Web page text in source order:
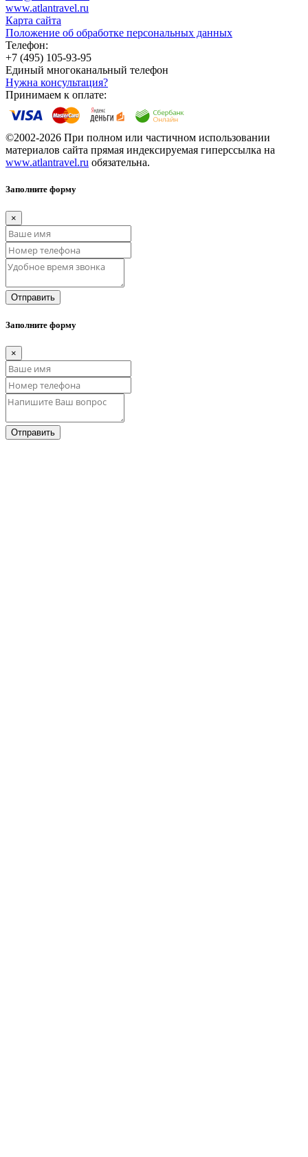
www.atlantravel.ru
Карта сайта
Положение об обработке персональных данных
Телефон:
+7 (495) 105-93-95
Единый многоканальный телефон
Нужна консультация?
Принимаем к оплате:
©2002-2026 При полном или частичном использовании
материалов сайта прямая индексируемая гиперссылка на
www.atlantravel.ru обязательна.
Заполните форму
×
Отправить
Заполните форму
×
Отправить